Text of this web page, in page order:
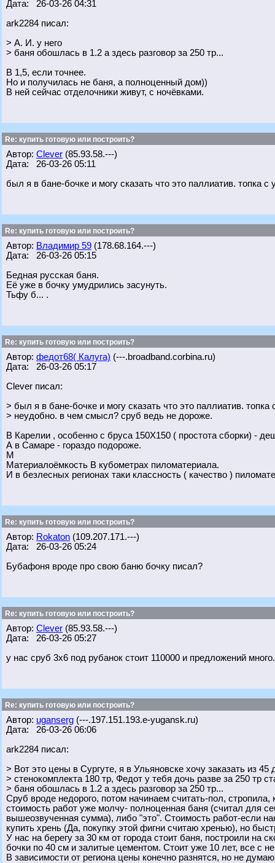
Дата: 26-03-26 04:31
ark2284 писал:
> А. И. у него
> баня обошлась в 1.2 а здесь разговор за 250 тр...
В 1,5, если точнее.
Но и получилась не баня, а полноценный дом))
В ней сейчас отделочники живут, с ночёвками.
Re: купить готовую или построить?
Автор: Clever (85.93.58.---)
Дата: 26-03-26 05:11
был я в бане-бочке и могу сказать что это паллиатив.
Re: купить готовую или построить?
Автор: Владимир 59 (178.68.164.---)
Дата: 26-03-26 05:15
Бедная русская баня.
Её уже в бочку умудрились засунуть.
Тьфу б... .
Re: купить готовую или построить?
Автор: федот68( Калуга) (---.broadband.corbina.ru)
Дата: 26-03-26 05:17
Clever писал:
> был я в бане-бочке и могу сказать что это паллиатив. топка
> неудобно. в чем смысл? сруб ведь не дороже.
В Карелии , особенно с бруса 150Х150 ( простота сборки) -
А в Самаре - гораздо подороже.
М
Материалоёмкость В кубометрах пиломатериала.
И в безлесных регионах таки классность ( качество )
Re: купить готовую или построить?
Автор: Rokaton (109.207.171.---)
Дата: 26-03-26 05:24
Бубафоня вроде про свою баню бочку писал?
Re: купить готовую или построить?
Автор: Clever (85.93.58.---)
Дата: 26-03-26 05:27
у нас сруб 3х6 под рубанок стоит 110000 и предложений
Re: купить готовую или построить?
Автор: uganserg (---.197.151.193.e-yugansk.ru)
Дата: 26-03-26 06:06
ark2284 писал:
> Вот это цены в Сургуте, я в Ульяновске хочу заказать из 45
> стенокомплекта 180 тр, Федот у тебя дочь разве за 250 тр
> баня обошлась в 1.2 а здесь разговор за 250 тр...
Сруб вроде недорого, потом начинаем считать-пол,
стоимость работ уже молчу- полноценная баня (считал для
вышеозвученная сумма), либо "это". Стоимость работ-если
купить хрень (Да, покупку этой фигни считаю хренью), но
У нас на берегу за 30 км от города стоит баня, построили на
бочки по 40 см и залитые цементом. Стоит уже 10 лет, все с
В зависимости от региона цены конечно разнятся, но не